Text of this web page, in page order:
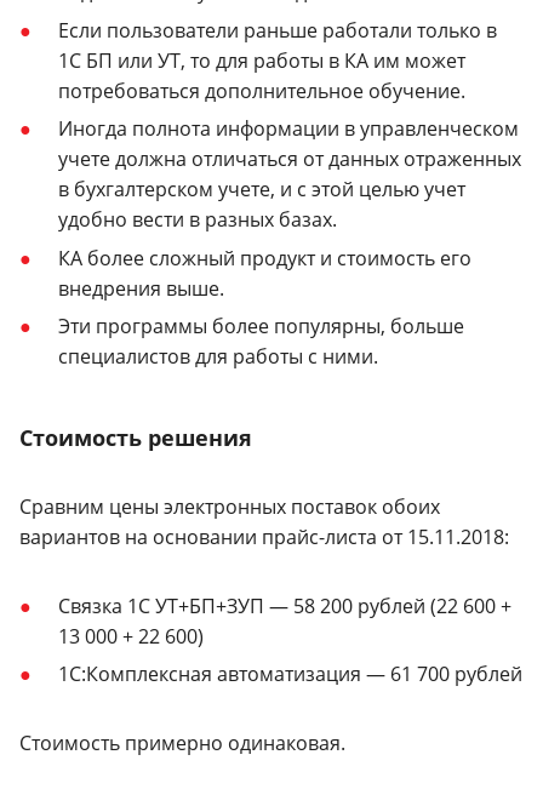
Если пользователи раньше работали только в
1С БП или УТ, то для работы в КА им может
потребоваться дополнительное обучение.
Иногда полнота информации в управленческом
учете должна отличаться от данных отраженных
в бухгалтерском учете, и с этой целью учет
удобно вести в разных базах.
КА более сложный продукт и стоимость его
внедрения выше.
Эти программы более популярны, больше
специалистов для работы с ними.
Стоимость решения
Сравним цены электронных поставок обоих
вариантов на основании прайс-листа от 15.11.2018:
Связка 1С УТ+БП+ЗУП — 58 200 рублей (22 600 +
13 000 + 22 600)
1С:Комплексная автоматизация — 61 700 рублей
Стоимость примерно одинаковая.